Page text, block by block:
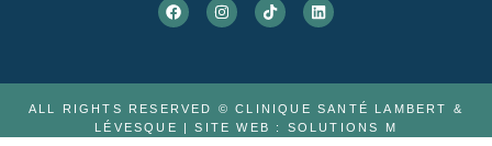
ALL RIGHTS RESERVED © CLINIQUE SANTÉ LAMBERT &
LÉVESQUE | SITE WEB : SOLUTIONS M